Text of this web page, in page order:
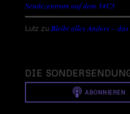
Sendezentrum auf dem 34C3
Lutz zu Bleibt alles Anders –
DIE